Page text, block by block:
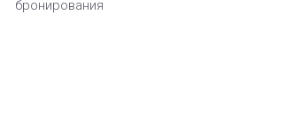
бронирования